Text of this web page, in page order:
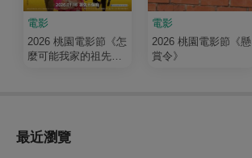
電影
2026 桃園電影節《怎
麼可能我家的祖先是
電影
2026 桃園電影節《懸
賞令》
最近瀏覽